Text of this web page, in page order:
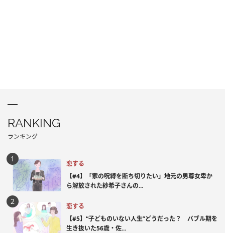
RANKING
ランキング
恋する
【#4】「家の呪縛を断ち切りたい」地元の男尊女卑か
ら解放された紗希子さんの...
恋する
【#5】“子どものいない人生”どうだった？ バブル期を
生き抜いた56歳・佐...